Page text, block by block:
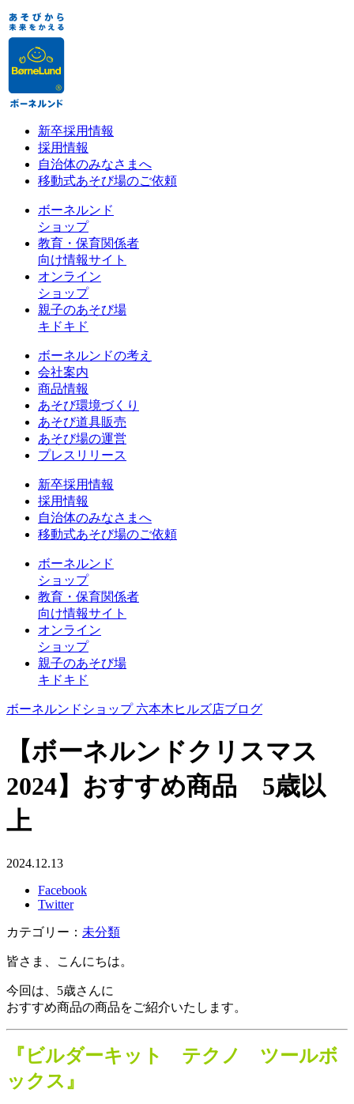
新卒採用情報
採用情報
自治体のみなさまへ
移動式あそび場のご依頼
ボーネルンド
ショップ
教育・保育関係者
向け情報サイト
オンライン
ショップ
親子のあそび場
キドキド
ボーネルンドの考え
会社案内
商品情報
あそび環境づくり
あそび道具販売
あそび場の運営
プレスリリース
新卒採用情報
採用情報
自治体のみなさまへ
移動式あそび場のご依頼
ボーネルンド
ショップ
教育・保育関係者
向け情報サイト
オンライン
ショップ
親子のあそび場
キドキド
ボーネルンドショップ 六本木ヒルズ店ブログ
【ボーネルンドクリスマス
2024】おすすめ商品 5歳以
上
2024.12.13
Facebook
Twitter
カテゴリー： 未分類
皆さま、こんにちは。
今回は、5歳さんに
おすすめ商品の商品をご紹介いたします。
『ビルダーキット テクノ ツールボ
ックス』